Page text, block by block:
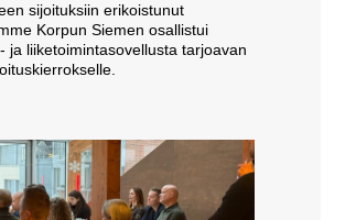
sijoituksiin erikoistunut
Korpun Siemen osallistui
ja liiketoimintasovellusta tarjoavan